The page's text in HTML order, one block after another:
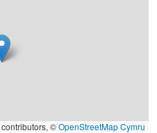
contributors, ©OpenStreetMap Cymru